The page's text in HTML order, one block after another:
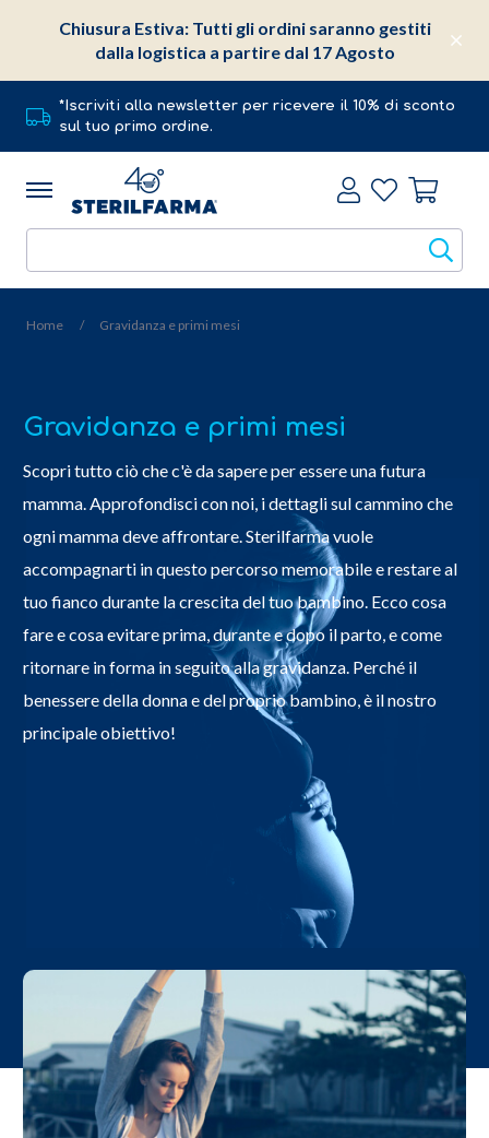
*Iscriviti alla newsletter per ricevere il 10% di sconto
sul tuo primo ordine.
Home Gravidanza e primi mesi
Gravidanza e primi mesi
Scopri tutto ciò che c'è da sapere per essere una futura
mamma. Approfondisci con noi, i dettagli sul cammino che
ogni mamma deve affrontare. Sterilfarma vuole
accompagnarti in questo percorso memorabile e restare al
tuo fianco durante la crescita del tuo bambino. Ecco cosa
fare e cosa evitare prima, durante e dopo il parto, e come
ritornare in forma in seguito alla gravidanza. Perché il
benessere della donna e del proprio bambino, è il nostro
principale obiettivo!
Chiusura Estiva: Tutti gli ordini saranno gestiti
dalla logistica a partire dal 17 Agosto